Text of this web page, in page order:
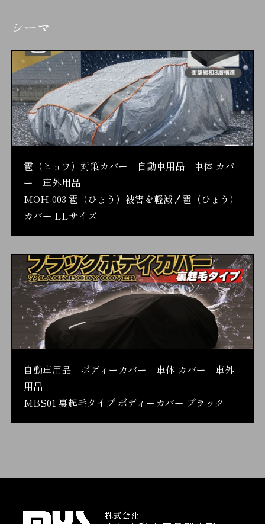
シーマ
雹（ヒョウ）対策カバー 自動車用品 車体 カバ
ー 車外用品
MOH-003 雹（ひょう）被害を軽減！雹（ひょう）
カバー LLサイズ
自動車用品 ボディーカバー 車体 カバー 車外
用品
MBS01 裏起毛タイプ ボディーカバー ブラック